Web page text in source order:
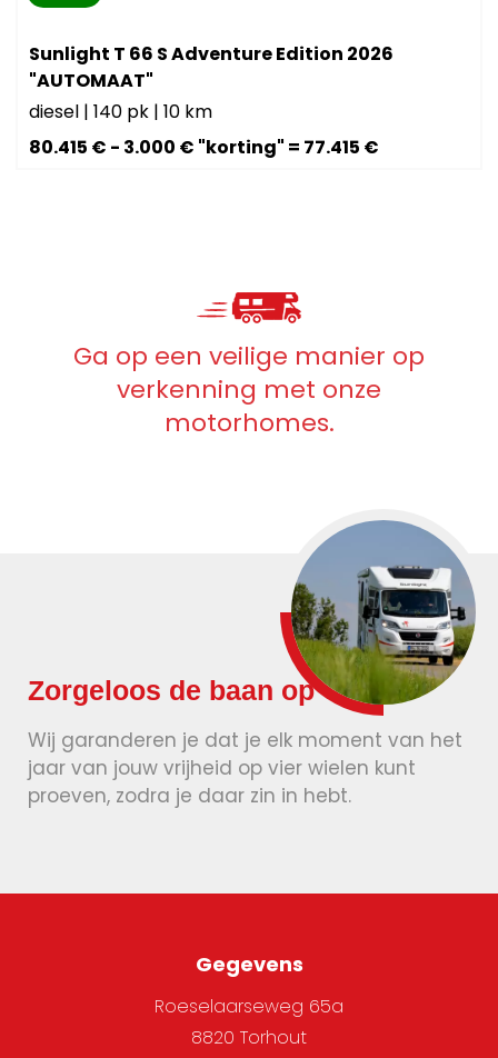
Sunlight T 66 S Adventure Edition 2026
"AUTOMAAT"
diesel | 140 pk | 10 km
80.415 € - 3.000 € "korting" = 77.415 €
Ga op een veilige manier op
verkenning met onze
motorhomes.
Zorgeloos de baan op
Wij garanderen je dat je elk moment van het
jaar van jouw vrijheid op vier wielen kunt
proeven, zodra je daar zin in hebt.
Gegevens
Roeselaarseweg 65a
8820 Torhout